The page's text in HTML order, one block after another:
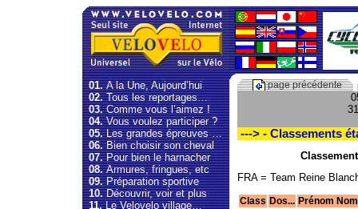
01.A la Une, Aujourd’hui
02.Tous les reportages…
03.Comme vous l’aimez !
04.Vous voulez participer ?
05.Les grandes épreuves …
06.Bien choisir son cheval
07.Pour bien le harnacher
08.Armures, fringues, etc
09.Préparation sportive
10.Découvrir, voir et plus
11.Le Velovelo village…
page précédente
---> - Classements
FRA = Team Reine
Class Dos... Prénom Nom